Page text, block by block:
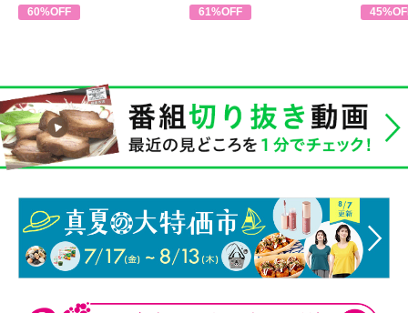
60%OFF 61%OFF